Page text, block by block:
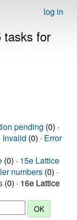
log in
tasks for
pending (0) ·
Invalid (0) · Error
(0) · 15e Lattice
numbers (0) ·
(0) · 16e Lattice